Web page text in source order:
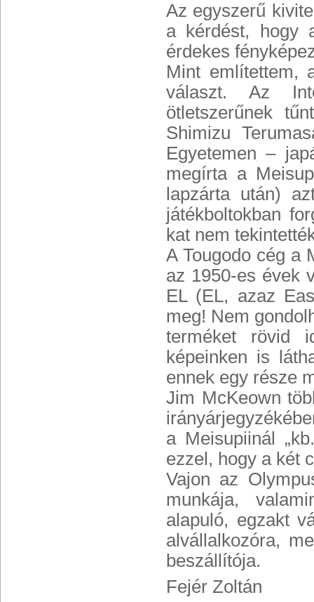
Az egyszerű
a kérdést, hogy
érdekes
Mint említettem,
választ. Az
ötletszerűnek
Shimizu
Egyetemen –
megírta a
lapzárta után)
játékboltokban
kat nem
A Tougodo cég a
az 1950-es évek
EL (EL, azaz
meg! Nem
terméket rövid
képeinken is
ennek egy része
Jim McKeown
a Meisupiinál
ezzel, hogy a két
Vajon az
munkája,
alapuló, egzakt
alvállalkozóra,
beszállítója.
Fejér Zoltán